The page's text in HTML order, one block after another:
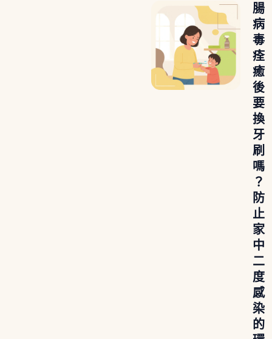
腸
病
毒
痊
癒
後
要
換
牙
刷
嗎
？
防
止
家
中
二
度
感
染
的